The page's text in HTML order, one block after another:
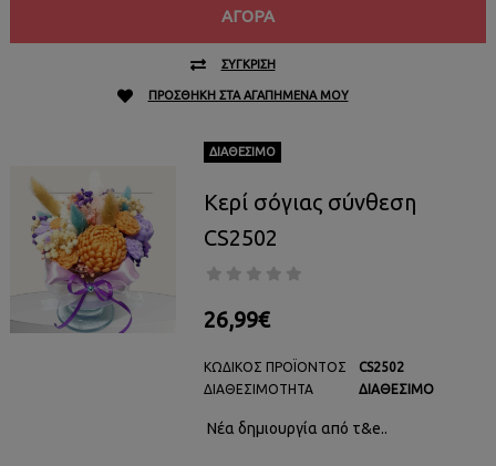
ΑΓΟΡΆ
ΣΎΓΚΡΙΣΗ
ΠΡΟΣΘΉΚΗ ΣΤΑ ΑΓΑΠΗΜΈΝΑ ΜΟΥ
ΔΙΑΘΈΣΙΜΟ
Κερί σόγιας σύνθεση
CS2502
26,99€
ΚΩΔΙΚΌΣ ΠΡΟΪΌΝΤΟΣ
ΔΙΑΘΕΣΙΜΌΤΗΤΑ
CS2502
ΔΙΑΘΈΣΙΜΟ
Νέα δημιουργία από τ&e..